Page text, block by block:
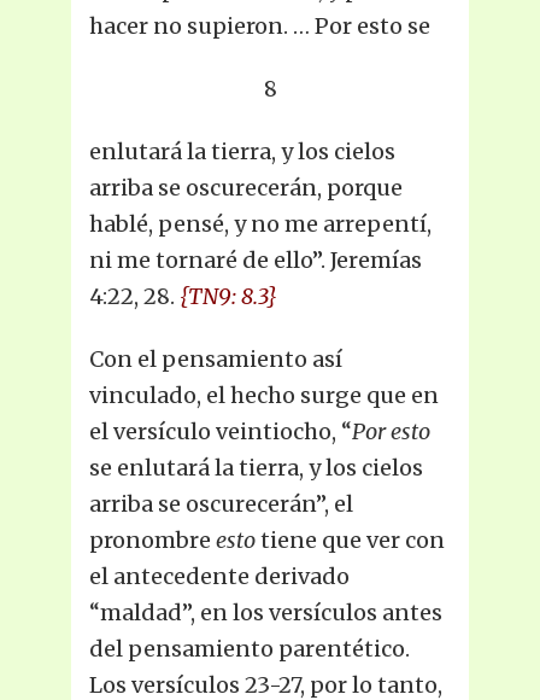
hacer no supieron. … Por esto se
8
enlutará la tierra, y los cielos
arriba se oscurecerán, porque
hablé, pensé, y no me arrepentí,
ni me tornaré de ello”. Jeremías
4:22, 28. {TN9: 8.3}
Con el pensamiento así
vinculado, el hecho surge que en
el versículo veintiocho, “Por esto
se enlutará la tierra, y los cielos
arriba se oscurecerán”, el
pronombre estotiene que ver con
el antecedente derivado
“maldad”, en los versículos antes
del pensamiento parentético.
Los versículos 23-27, por lo tanto,